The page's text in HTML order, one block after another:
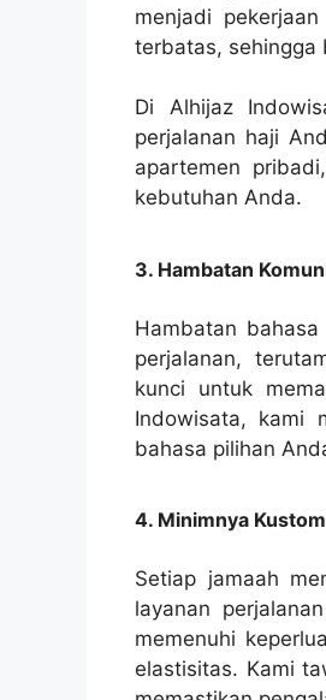
menjadi
terbatas, sehingga
Di Alhijaz
perjalanan haji
apartemen
kebutuhan Anda.
3. Hambatan
Hambatan
perjalanan,
kunci untuk
Indowisata, kami
bahasa pilihan
4. Minimnya
Setiap jamaah
layanan
memenuhi
elastisitas. Kami